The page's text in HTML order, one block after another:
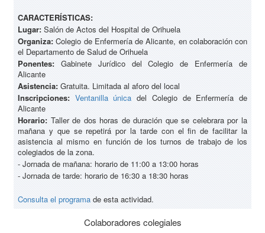
CARACTERÍSTICAS:
Lugar: Salón de Actos del Hospital de Orihuela
Organiza: Colegio de Enfermería de Alicante, en colaboración con
el Departamento de Salud de Orihuela
Ponentes: Gabinete Jurídico del Colegio de Enfermería de
Alicante
Asistencia: Gratuita. Limitada al aforo del local
Inscripciones: Ventanilla única del Colegio de Enfermería de
Alicante
Horario: Taller de dos horas de duración que se celebrara por la
mañana y que se repetirá por la tarde con el fin de facilitar la
asistencia al mismo en función de los turnos de trabajo de los
colegiados de la zona.
- Jornada de mañana: horario de 11:00 a 13:00 horas
- Jornada de tarde: horario de 16:30 a 18:30 horas
Consulta el programa de esta actividad.
Colaboradores colegiales